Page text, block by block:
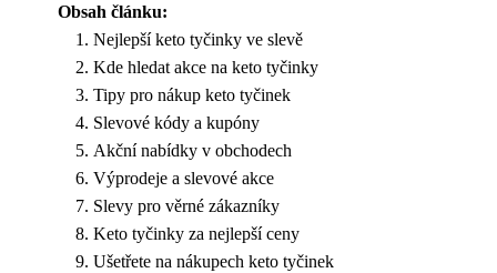
Obsah článku:
Nejlepší keto tyčinky ve slevě
Kde hledat akce na keto tyčinky
Tipy pro nákup keto tyčinek
Slevové kódy a kupóny
Akční nabídky v obchodech
Výprodeje a slevové akce
Slevy pro věrné zákazníky
Keto tyčinky za nejlepší ceny
Ušetřete na nákupech keto tyčinek